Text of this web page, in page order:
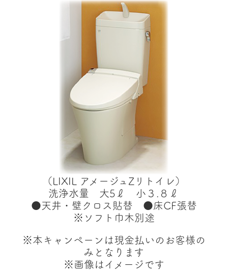
（LIXIL アメージュZリトイレ）
洗浄水量 大5ℓ 小３.８ℓ
●天井・壁クロス貼替 ●床CF張替
※ソフト巾木別途
※本キャンペーンは現金払いのお客様の
みとなります
※画像はイメージです